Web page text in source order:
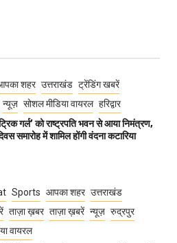
शहर उत्तराखंड ट्रेंडिंग खबरें
न्यूज़ सोशल मीडिया वायरल हरिद्वार
गर्ल’ को राष्ट्रपति भवन से आया निमंत्रण,
समारोह में शामिल होंगी वंदना कटारिया
Sports आपका शहर उत्तराखंड
ताज़ा ख़बर ताज़ा ख़बरें न्यूज़ रुद्रपुर
वायरल